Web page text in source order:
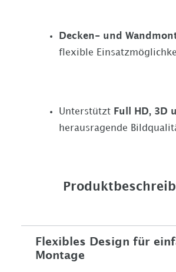
Decken- und
flexible
Unterstützt Full HD, 3D
herausragende
Flexibles Design für
Montage